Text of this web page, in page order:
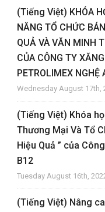
(Tiếng Việt) KHÓA
NĂNG TỔ CHỨC
QUẢ VÀ VĂN MINH
CỦA CÔNG TY
PETROLIMEX NGHỆ
Wednesday August 17th,
(Tiếng Việt) Khóa
Thương Mại Và Tổ
Hiệu Quả ” của
B12
Tuesday August 16th,
(Tiếng Việt) Nâng